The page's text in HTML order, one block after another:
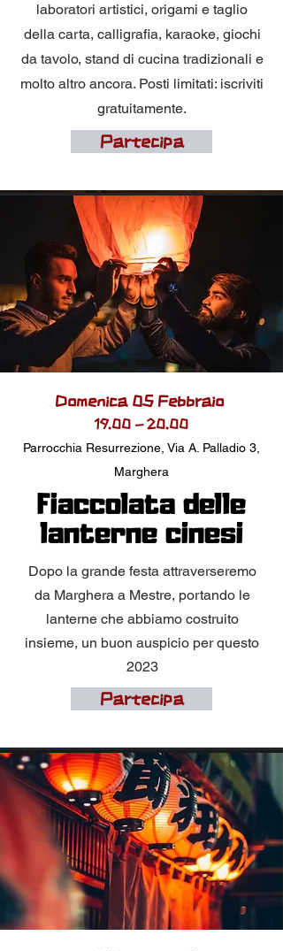
laboratori artistici, origami e taglio
della carta, calligrafia, karaoke, giochi
da tavolo, stand di cucina tradizionali e
molto altro ancora. Posti limitati: iscriviti
gratuitamente.
Partecipa
Domenica 05 Febbraio
19.00 - 20.00
Parrocchia Resurrezione, Via A. Palladio 3
Marghera
Fiaccolata delle
lanterne cinesi
Dopo la grande festa attraverseremo
da Marghera a Mestre, portando le
lanterne che abbiamo costruito
insieme, un buon auspicio per questo
2023
Partecipa